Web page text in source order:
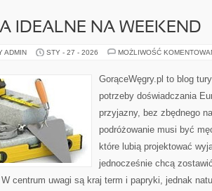
IDEALNE NA WEEKEND
ADMIN STY - 27 - 2026 MOŻLIWOŚĆ
GorąceWęgry.pl to blog
potrzeby doświadczania
przyjazny, bez zbędnego
podróżowanie musi być
które lubią projektować
jednocześnie chcą
centrum uwagi są kraj term i papryki, jednak